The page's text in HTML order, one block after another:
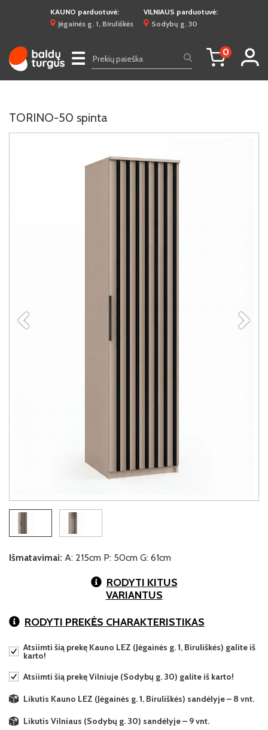
KAUNO parduotuvė:
Jėgainės g. 1, Biruliškės
VILNIAUS parduotuvė:
Sodybų g. 30
☰ 0
TORINO-50 spinta
Išmatavimai: A: 215cm P: 50cm G: 61cm
RODYTI KITUS
VARIANTUS
RODYTI PREKĖS CHARAKTERISTIKAS
Atsiimti šią prekę Kauno LEZ (Jėgainės g. 1, Biruliškės) galite iš
karto!
Atsiimti šią prekę Vilniuje (Sodybų g. 30) galite iš karto!
Likutis Kauno LEZ (Jėgainės g. 1, Biruliškės) sandėlyje – 8 vnt.
Likutis Vilniaus (Sodybų g. 30) sandėlyje – 9 vnt.